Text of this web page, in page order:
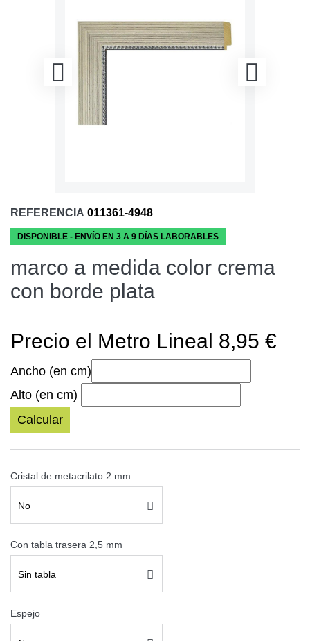
REFERENCIA 011361-4948
DISPONIBLE - ENVÍO EN 3 A 9 DÍAS LABORABLES
marco a medida color crema
con borde plata
Precio el Metro Lineal 8,95 €
Ancho (en cm)
Alto (en cm)
Calcular
Cristal de metacrilato 2 mm
No
Con tabla trasera 2,5 mm
Sin tabla
Espejo